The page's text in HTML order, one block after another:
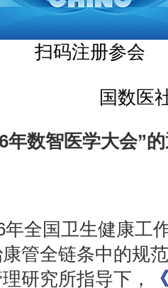
扫码注册参会
国数医
年数智医学大会”
年全国卫生健康工
管全链条中的规
研究所指导下，